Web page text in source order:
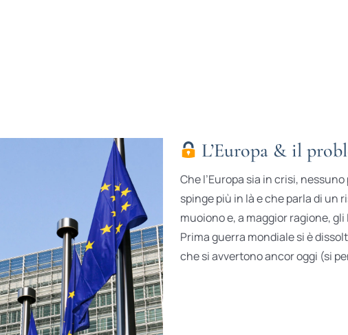
L’Europa & il
Che l’Europa sia in crisi,
spinge più in là e che parla di un
muoiono e, a maggior ragione,
Prima guerra mondiale si è
che si avvertono ancor oggi (si